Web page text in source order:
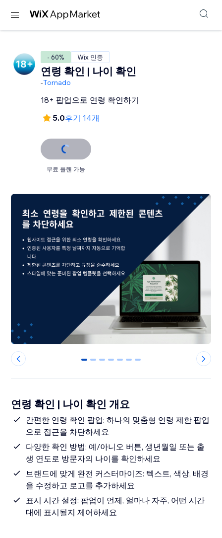
- 60% Wix 인증
연령 확인 | 나이 확인
-Tornado
18+ 팝업으로 연령 확인하기
5.0후기 14개
무료 플랜 가능
0 1 2 3 4 5 6
연령 확인 | 나이 확인 개요
간편한 연령 확인 팝업: 하나의 맞춤형 연령 제한 팝업
으로 접근을 차단하세요
다양한 확인 방법: 예/아니오 버튼, 생년월일 또는 출
생 연도로 방문자의 나이를 확인하세요
브랜드에 맞게 완전 커스터마이즈: 텍스트, 색상, 배경
을 수정하고 로고를 추가하세요
표시 시간 설정: 팝업이 언제, 얼마나 자주, 어떤 시간
대에 표시될지 제어하세요